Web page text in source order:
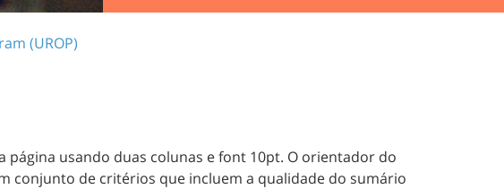
(UROP)
usando duas colunas e font 10pt. O orientador do
conjunto de critérios que incluem a qualidade do sumário